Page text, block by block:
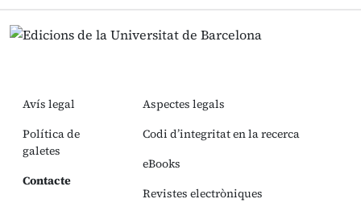
Avís legal
Política de
galetes
Contacte
Aspectes legals
Codi d’integritat en la recerca
eBooks
Revistes electròniques